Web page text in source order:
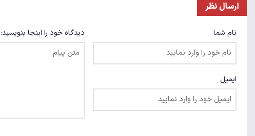
ارسال نظر
نام شما
ایمیل
دیدگاه خود را اینجا بنویسید: